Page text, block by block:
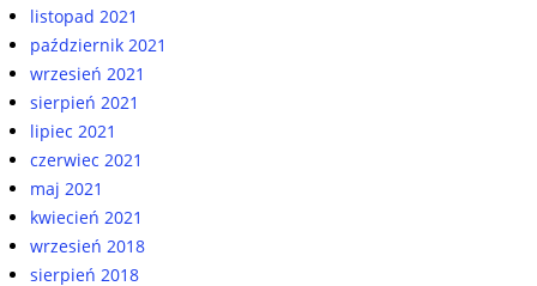
listopad 2021
październik 2021
wrzesień 2021
sierpień 2021
lipiec 2021
czerwiec 2021
maj 2021
kwiecień 2021
wrzesień 2018
sierpień 2018